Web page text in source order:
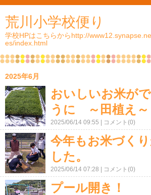
荒川小学校便り
学校HPはこちらからhttp://
es/index.html
2025年6月
おいしいお米が
うに ～田植え～
2025/06/14 09:55 コメント(0)
今年もお米づく
した。
2025/06/14 07:28 コメント(0)
プール開き！